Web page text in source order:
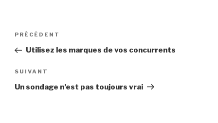
Navigation
l’article
Article
précédent
PRÉCÉDENT
Utilisez les marques de vos concurrents
Article
suivant
SUIVANT
Un sondage n’est pas toujours vrai